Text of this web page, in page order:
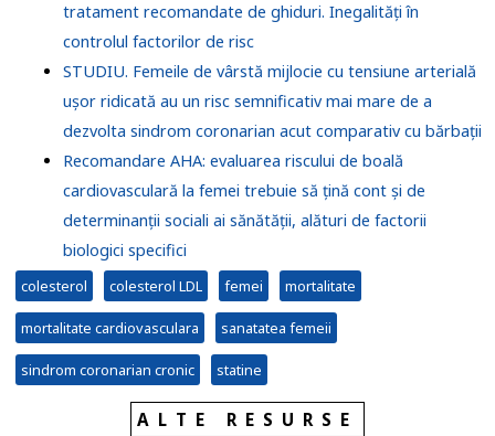
tratament recomandate de ghiduri. Inegalități în
controlul factorilor de risc
STUDIU. Femeile de vârstă mijlocie cu tensiune arterială
ușor ridicată au un risc semnificativ mai mare de a
dezvolta sindrom coronarian acut comparativ cu bărbații
Recomandare AHA: evaluarea riscului de boală
cardiovasculară la femei trebuie să țină cont și de
determinanții sociali ai sănătății, alături de factorii
biologici specifici
colesterol colesterol LDL femei mortalitate
mortalitate cardiovasculara sanatatea femeii
sindrom coronarian cronic statine
ALTE RESURSE